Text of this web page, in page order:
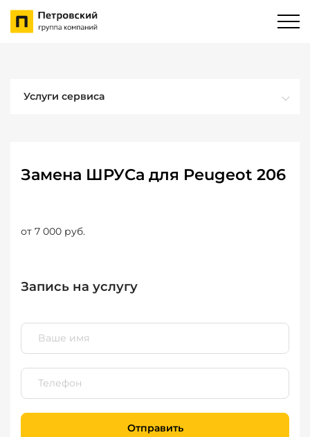
Услуги сервиса
Замена ШРУСа для Peugeot 206
от 7 000 руб.
Запись на услугу
Отправить